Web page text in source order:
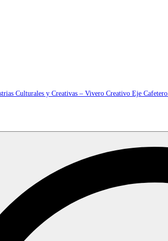
Culturales y Creativas – Vivero Creativo Eje Cafetero.